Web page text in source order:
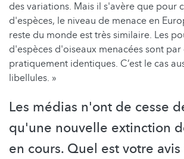
des variations. Mais il s'avère que pour
d'espèces, le niveau de menace en
reste du monde est très similaire. Les
d'espèces d'oiseaux menacées sont
pratiquement identiques. C’est le cas
libellules. »
Les médias n'ont de cesse
qu'une nouvelle extinction
en cours. Quel est votre